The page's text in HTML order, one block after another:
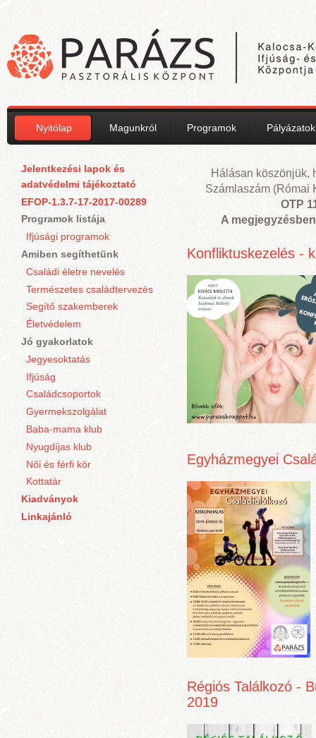
Nyitólap Magunkról Programok Pályázatok
Jelentkezési lapok és
adatvédelmi tájékoztató
EFOP-1.3.7-17-2017-00289
Programok listája
Ifjúsági programok
Amiben segíthetünk
Családi életre nevelés
Természetes családtervezés
Segítő szakemberek
Életvédelem
Jó gyakorlatok
Jegyesoktatás
Ifjúság
Családcsoportok
Gyermekszolgálat
Baba-mama klub
Nyugdíjas klub
Női és férfi kör
Kottatár
Kiadványok
Linkajánló
Hálásan köszönjük,
Számlaszám (Római
OTP
A
Konfliktuskezelés -
Egyházmegyei
Régiós Találkozó -
2019
Oldalak